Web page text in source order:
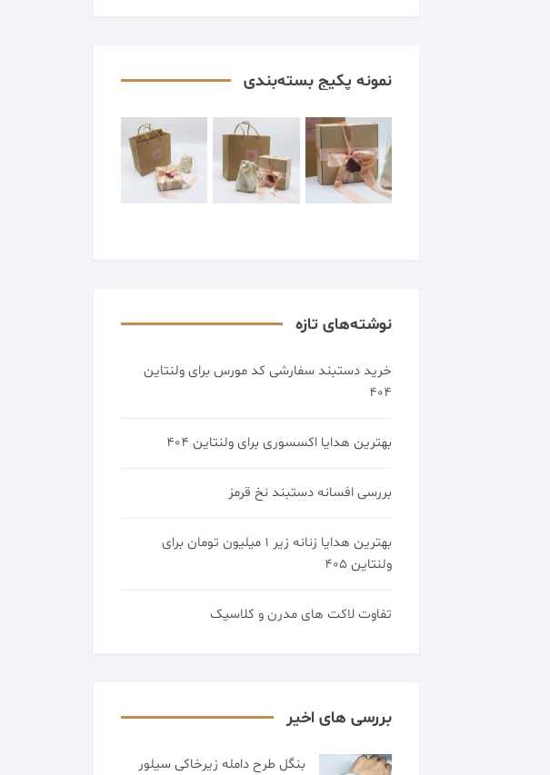
نمونه پکیج بسته‌بندی
نوشته‌های تازه
خرید دستبند سفارشی کد مورس برای ولنتاین
404
بهترین هدایا اکسسوری برای ولنتاین 404
بررسی افسانه دستبند نخ قرمز
بهترین هدایا زنانه زیر 1 میلیون تومان برای
ولنتاین 405
تفاوت لاکت های مدرن و کلاسیک
بررسی های اخیر
بنگل طرح دامله زیرخاکی سیلور